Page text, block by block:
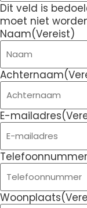
Dit veld is
moet niet
Naam(Vereist)
Achternaam
E-mailadres
Telefoonnummer
Woonplaats